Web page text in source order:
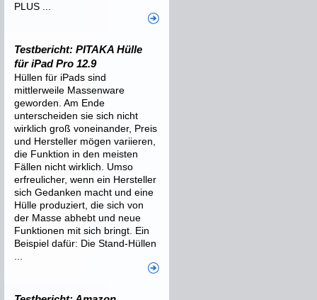
PLUS ...
Testbericht: PITAKA Hülle
für iPad Pro 12.9
Hüllen für iPads sind
mittlerweile Massenware
geworden. Am Ende
unterscheiden sie sich nicht
wirklich groß voneinander, Preis
und Hersteller mögen variieren,
die Funktion in den meisten
Fällen nicht wirklich. Umso
erfreulicher, wenn ein Hersteller
sich Gedanken macht und eine
Hülle produziert, die sich von
der Masse abhebt und neue
Funktionen mit sich bringt. Ein
Beispiel dafür: Die Stand-Hüllen